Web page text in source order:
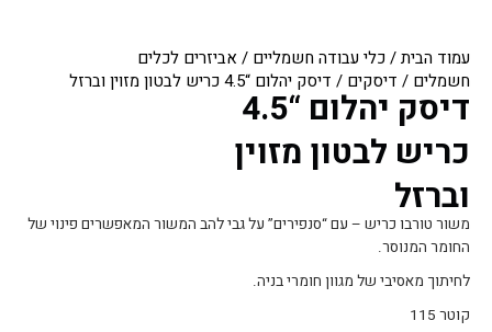
עמוד הבית/כלי עבודה חשמליים / אביזרים לכלים
חשמלים / דיסקים / דיסק יהלום “4.5 כריש לבטון מזוין וברזל
דיסק יהלום “4.5
כריש לבטון מזוין
וברזל
משור טורבו כריש – עם “סנפירים” על גבי להב המשור המאפשרים פינוי של
החומר המנוסר.
לחיתוך מאסיבי של מגוון חומרי בניה.
קוטר 115